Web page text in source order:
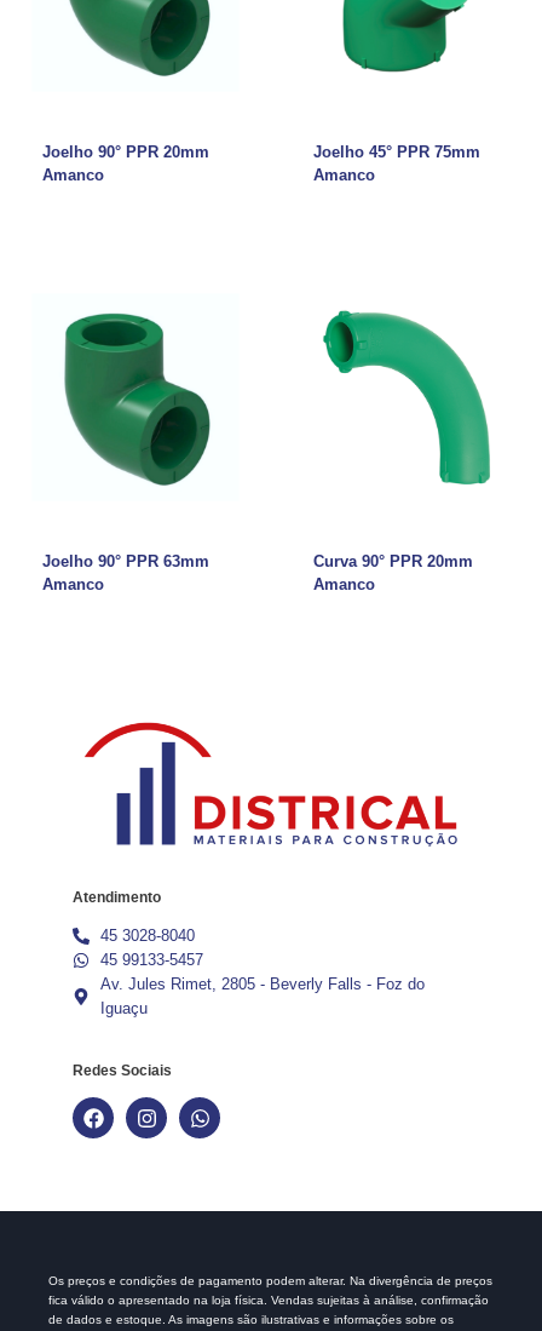
Joelho 90° PPR 20mm
Amanco
Joelho 45° PPR 75mm
Amanco
Joelho 90° PPR 63mm
Amanco
Curva 90° PPR 20mm
Amanco
Atendimento
45 3028-8040
45 99133-5457
Av. Jules Rimet, 2805 - Beverly Falls - Foz do
Iguaçu
Redes Sociais
Os preços e condições de pagamento podem alterar. Na divergência de preços
fica válido o apresentado na loja física. Vendas sujeitas à análise, confirmação
de dados e estoque. As imagens são ilustrativas e informações sobre os